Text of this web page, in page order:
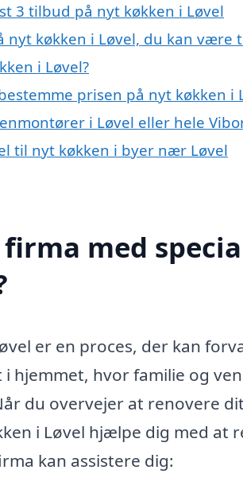
3 tilbud på nyt køkken i Løvel
nyt køkken i Løvel, du kan være
i Løvel?
prisen på nyt køkken i
i Løvel eller hele
til nyt køkken i byer nær Løvel
med
er en proces, der kan
hjemmet, hvor familie og
du overvejer at renovere
i Løvel hjælpe dig med at
kan assistere dig: